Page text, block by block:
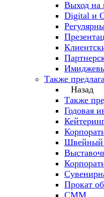
Выход на
Digital и
Также
Назад
Также
Годовая
Швейный
Прокат
СММ